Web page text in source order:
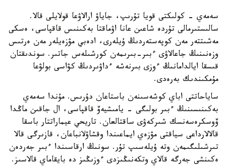
سەمەي - كولىكتى قويا تۇرىپ، جاياۋ ارالاۋعا قولايلى قالا.
سالىستىرمالى تۇردە شاعىن عانا اۋماقتا بەكىنىس قاقپاسى، ەسكى
مەشىتتەر مەن كوپەستەردىڭ ۇيلەرى، ادەبي مۋزەيلەر مەن ەرتىس
وزەنىنىڭ جاعالاۋى ءبىر-بىرىمەن كورشىلەس جاتىر. سوندىقتان
قىسقا ايالدامانىڭ ءوزى بىرنەشە ءداۋىردىڭ كۋاسى بولۋعا
مۇمكىندىك بەرەدى.
ساياحاتتى اباي كوشەسىنەن باستاعان دۇرىس. مۇندا سەمەي
بەكىنىسىنىڭ ءبىر بولىگى - يامىشيەۆ قاقپاسى، ال جاقىن ماڭدا
ۆوسكرەسەنسك شىركەۋى ساقتالعان. تاريحي عيماراتتار باسقا
قالالارداعى سياقتى مۋزەي ايماعىندا وقشاۋلانباعان، قازىرگى قالا
تىرشىلىگىمەن وتە ۇيلەسىپ تۇر. سونىڭ ارقاسىندا ءبىر جەردەن
ەكىنشى جەرگە قالاي وتكەنىڭىزدى ءوزىڭىز دە بايقاماي قالاسىز.